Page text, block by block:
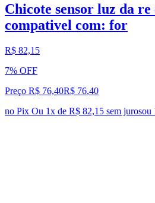
Chicote sensor luz da re
compativel com: for
R$ 82,15
7% OFF
Preço R$ 76,40R$ 76,40
no Pix Ou 1x de R$ 82,15 sem jurosou